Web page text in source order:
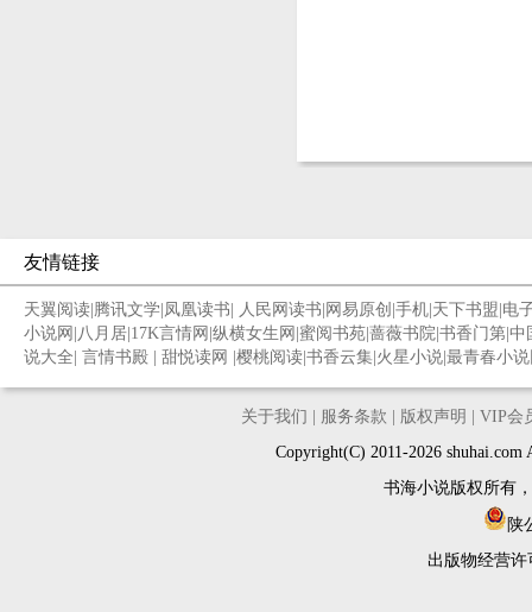
友情链接
天翼阅读 腾讯文学 凤凰读书 人民网读书 网易原创 手机 天下书盟 电
小说网 八月居 17K言情网 纵横女生网 蜜阅书苑 蔷薇书院 书香门第 中
说大全 言情书殿 甜悦读网 樱桃阅读 书香云集 火星小说 最青春小
关于我们 服务条款 版权声明
VIP会
Copyright(C) 2011-2026
书海小说版权所有
陕
出版物经营许